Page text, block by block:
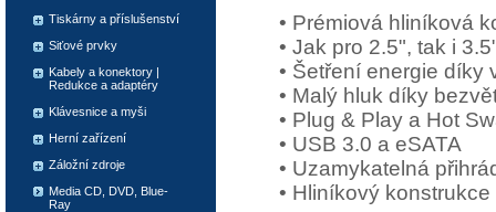
• Prémiová hliníková
• Jak pro 2.5", tak i
• Šetření energie díky
• Malý hluk díky
• Plug & Play a Hot
• USB 3.0 a eSATA
• Uzamykatelná
• Hliníkový
Tiskárny a příslušenství
Siťové prvky
Kabely a konektory |
Redukce a adaptéry
Klávesnice a myši
Herní zařízení
Záložní zdroje
Media CD, DVD, Blue-
Ray